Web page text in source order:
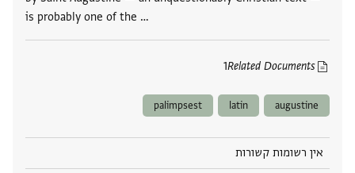
is probably one of the …
Related Documents
1
augustine
latin
palimpsest
אין רשומות קשורות